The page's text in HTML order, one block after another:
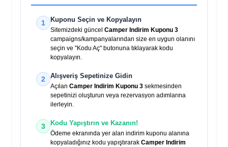
1 Kuponu Seçin ve Kopyalayın
Sitemizdeki güncel Camper Indirim Kuponu 3
campaigns/kampanyalarından size en uygun olanını
seçin ve "Kodu Aç" butonuna tıklayarak kodu
kopyalayın.
2 Alışveriş Sepetinize Gidin
Açılan Camper Indirim Kuponu 3 sekmesinden
sepetinizi oluşturun veya rezervasyon adımlarına
ilerleyin.
3 Kodu Yapıştırın ve Kazanın!
Ödeme ekranında yer alan indirim kuponu alanına
kopyaladığınız kodu yapıştırarak Camper Indirim